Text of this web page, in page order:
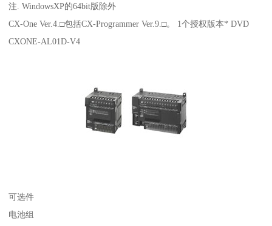
注. WindowsXP的64bit版除外
CX-One Ver.4.□包括CX-Programmer Ver.9.□。 1个授权版本* DVD
CXONE-AL01D-V4
可选件
电池组